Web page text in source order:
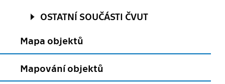
OSTATNÍ SOUČÁSTI ČVUT
Mapa objektů
Mapování objektů